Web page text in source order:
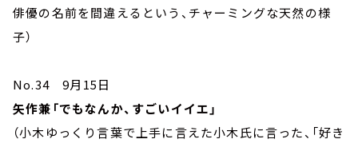
俳優の名前を間違えるという、チャーミングな天然の様
子）
No.34 9月15日
矢作兼「でもなんか、すごいイイエ」
（小木ゆっくり言葉で上手に言えた小木氏に言った、「好き